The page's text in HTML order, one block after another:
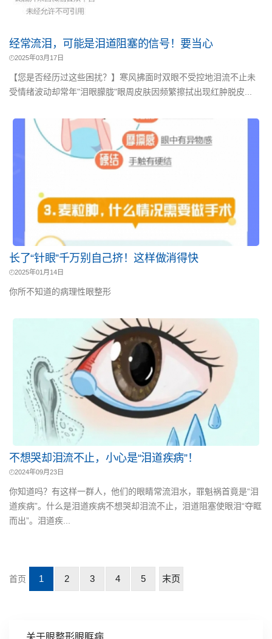
关于眼整形眼眶病
经常流泪，可能是泪道阻塞的信号！要当心
2025年03月17日
【您是否经历过这些困扰？】寒风拂面时双眼不受控地泪流不止未
受情绪波动却常年"泪眼朦胧"眼周皮肤因频繁擦拭出现红肿脱皮...
长了“针眼”千万别自己挤！这样做消得快
2025年01月14日
你所不知道的病理性眼整形
不想哭却泪流不止，小心是“泪道疾病”！
2024年09月23日
你知道吗？有这样一群人，他们的眼睛常流泪水，罪魁祸首竟是“泪
道疾病”。什么是泪道疾病不想哭却泪流不止，泪道阻塞使眼泪“夺眶
而出”。泪道疾...
首页 1 2 3 4 5 末页